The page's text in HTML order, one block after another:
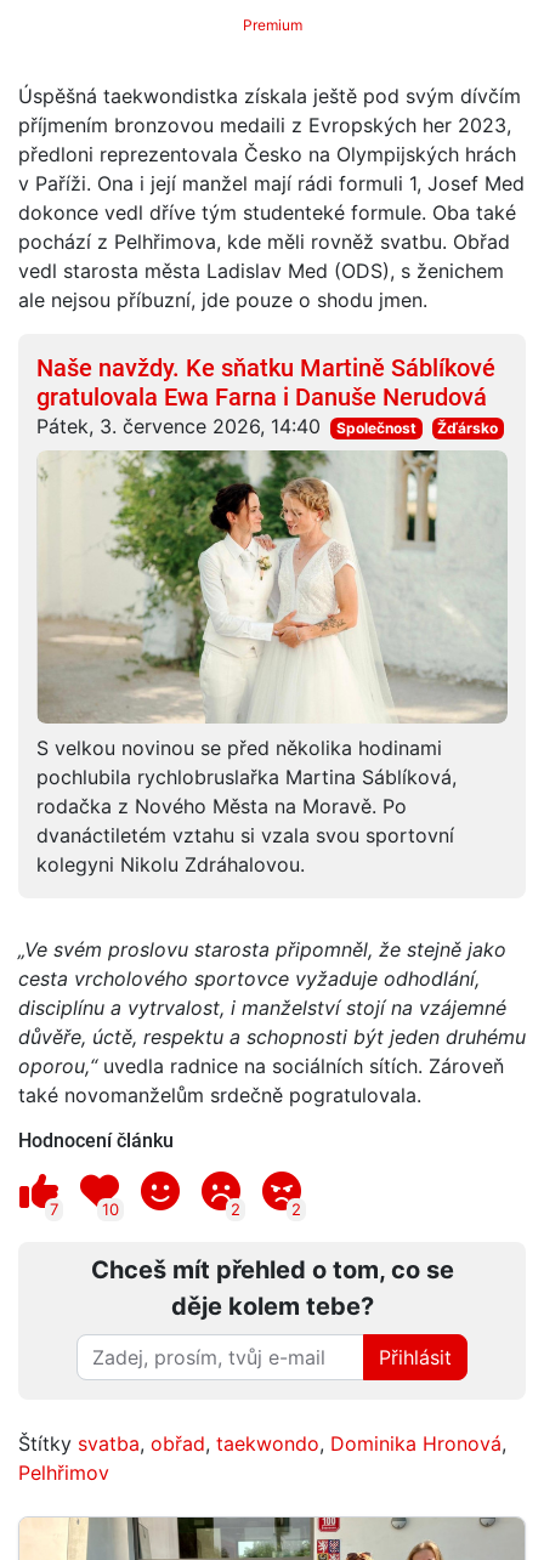
Premium
Úspěšná taekwondistka získala ještě pod svým dívčím
příjmením bronzovou medaili z Evropských her 2023,
předloni reprezentovala Česko na Olympijských hrách
v Paříži. Ona i její manžel mají rádi formuli 1, Josef Med
dokonce vedl dříve tým studenteké formule. Oba také
pochází z Pelhřimova, kde měli rovněž svatbu. Obřad
vedl starosta města Ladislav Med (ODS), s ženichem
ale nejsou příbuzní, jde pouze o shodu jmen.
Naše navždy. Ke sňatku Martině Sáblíkové
gratulovala Ewa Farna i Danuše Nerudová
Pátek, 3. července 2026, 14:40 Společnost Žďársko
S velkou novinou se před několika hodinami
pochlubila rychlobruslařka Martina Sáblíková,
rodačka z Nového Města na Moravě. Po
dvanáctiletém vztahu si vzala svou sportovní
kolegyni Nikolu Zdráhalovou.
„Ve svém proslovu starosta připomněl, že stejně jako
cesta vrcholového sportovce vyžaduje odhodlání,
disciplínu a vytrvalost, i manželství stojí na vzájemné
důvěře, úctě, respektu a schopnosti být jeden druhému
oporou,“ uvedla radnice na sociálních sítích. Zároveň
také novomanželům srdečně pogratulovala.
Hodnocení článku
7 10 2 2
Chceš mít přehled o tom, co se
děje kolem tebe?
Přihlásit
Štítky svatba, obřad, taekwondo, Dominika Hronová,
Pelhřimov